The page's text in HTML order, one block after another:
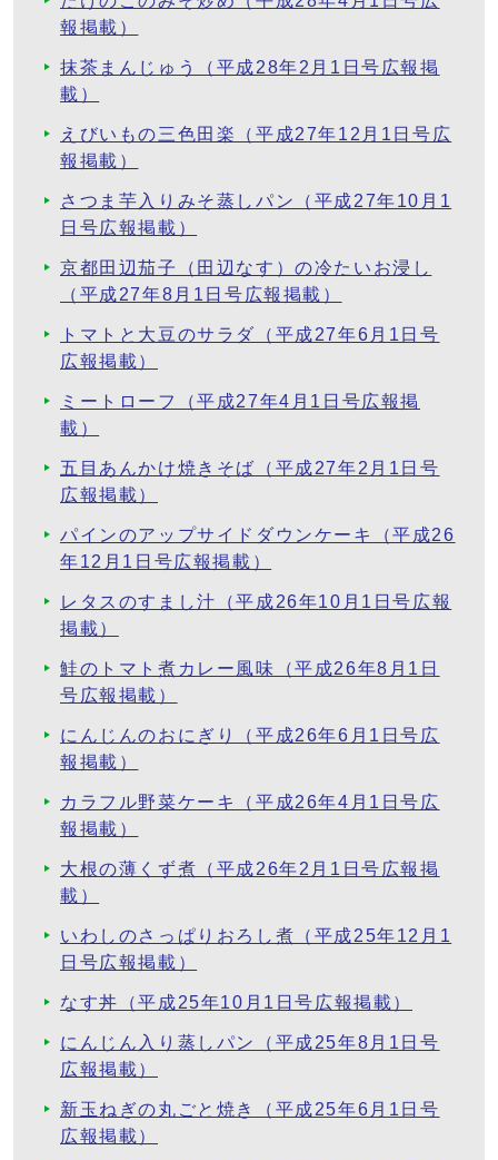
報掲載）
抹茶まんじゅう（平成28年2月1日号広報掲
載）
えびいもの三色田楽（平成27年12月1日号広
報掲載）
さつま芋入りみそ蒸しパン（平成27年10月1
日号広報掲載）
京都田辺茄子（田辺なす）の冷たいお浸し
（平成27年8月1日号広報掲載）
トマトと大豆のサラダ（平成27年6月1日号
広報掲載）
ミートローフ（平成27年4月1日号広報掲
載）
五目あんかけ焼きそば（平成27年2月1日号
広報掲載）
パインのアップサイドダウンケーキ（平成26
年12月1日号広報掲載）
レタスのすまし汁（平成26年10月1日号広報
掲載）
鮭のトマト煮カレー風味（平成26年8月1日
号広報掲載）
にんじんのおにぎり（平成26年6月1日号広
報掲載）
カラフル野菜ケーキ（平成26年4月1日号広
報掲載）
大根の薄くず煮（平成26年2月1日号広報掲
載）
いわしのさっぱりおろし煮（平成25年12月1
日号広報掲載）
なす丼（平成25年10月1日号広報掲載）
にんじん入り蒸しパン（平成25年8月1日号
広報掲載）
新玉ねぎの丸ごと焼き（平成25年6月1日号
広報掲載）